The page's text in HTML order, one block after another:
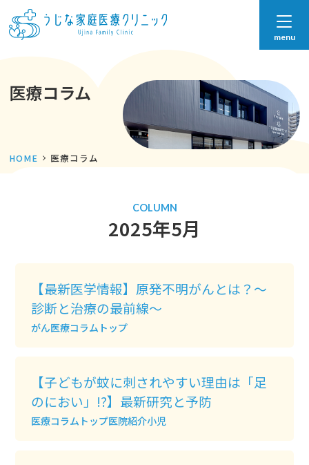
menu
医療コラム
HOME 医療コラム
COLUMN
2025年5月
【最新医学情報】原発不明がんとは？～
診断と治療の最前線～
がん医療コラムトップ
【子どもが蚊に刺されやすい理由は「足
のにおい」!?】最新研究と予防
医療コラムトップ医院紹介小児